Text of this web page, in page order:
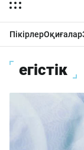
ПікірлерОқиғалар
егістік